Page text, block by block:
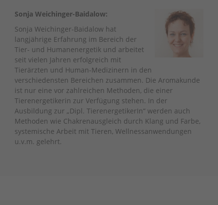
Sonja Weichinger-Baidalow:
Sonja Weichinger-Baidalow hat
langjährige Erfahrung im Bereich der
Tier- und Humanenergetik und arbeitet
seit vielen Jahren erfolgreich mit
Tierärzten und Human-Medizinern in den
verschiedensten Bereichen zusammen. Die Aromakunde
ist nur eine vor zahlreichen Methoden, die einer
Tierenergetikerin zur Verfügung stehen. In der
Ausbildung zur „Dipl. TierenergetikerIn“ werden auch
Methoden wie Chakrenausgleich durch Klang und Farbe,
systemische Arbeit mit Tieren, Wellnessanwendungen
u.v.m. gelehrt.